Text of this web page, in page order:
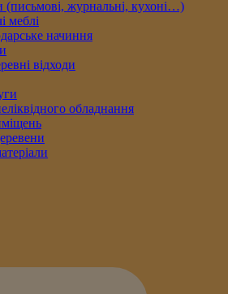
(письмові, журнальні, кухоні…)
меблі
начиння
відходи
обладнання